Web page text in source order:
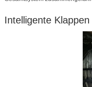
Intelligente